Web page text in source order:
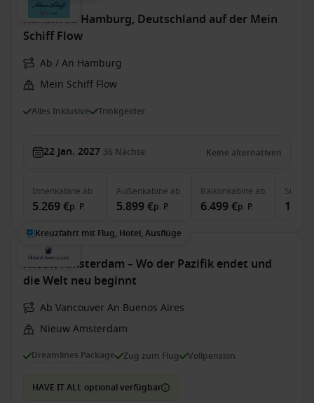
Karibik ab Hamburg, Deutschland auf der Mein
Schiff Flow
Ab / An Hamburg
Mein Schiff Flow
Alles Inklusive Trinkgelder
22 Jan. 2027 36 Nächte Keine alternativen
Innenkabine ab
5.269 €p. P.
Außenkabine ab
5.899 €p. P.
Balkonkabine ab
6.499 €p. P.
Suite
Kreuzfahrt mit Flug, Hotel, Ausflüge
Nieuw Amsterdam – Wo der Pazifik endet und
die Welt neu beginnt
Ab Vancouver An Buenos Aires
Nieuw Amsterdam
Dreamlines Package Zug zum Flug Vollpension
HAVE IT ALL optional verfügbar